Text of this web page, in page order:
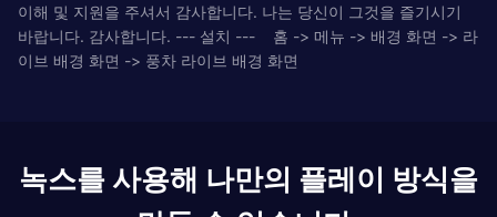
이해 및 지원을 주셔서 감사합니다. 나는 당신이 그것을 즐기시기
바랍니다. 감사합니다. --- 설치 --- 홈 -> 메뉴 -> 배경 화면 -> 라
이브 배경 화면 -> 풍차 라이브 배경 화면
녹스를 사용해 나만의 플레이 방식을